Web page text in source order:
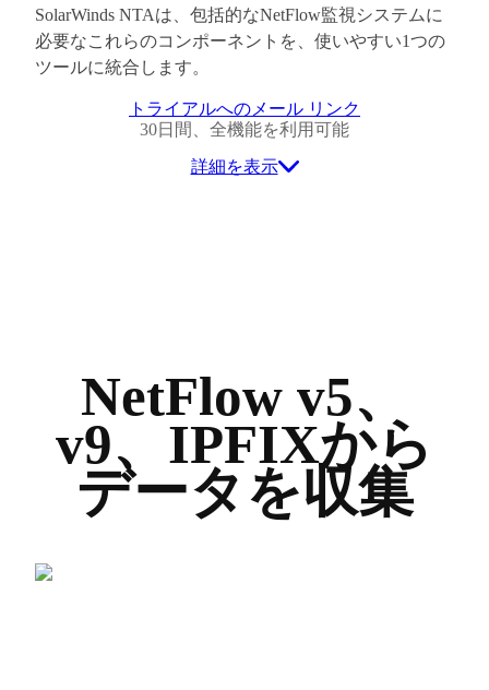
SolarWinds NTAは、包括的なNetFlow監視システムに
必要なこれらのコンポーネントを、使いやすい1つの
ツールに統合します。
トライアルへのメール リンク
30日間、全機能を利用可能
詳細を表示
NetFlow v5、
v9、IPFIXから
データを収集